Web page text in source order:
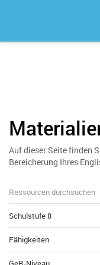
Auf dieser Seite finden
Bereicherung Ihres
Schulstufe 8
Fähigkeiten